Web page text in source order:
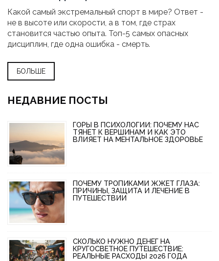
Какой самый экстремальный спорт в мире? Ответ -
не в высоте или скорости, а в том, где страх
становится частью опыта. Топ-5 самых опасных
дисциплин, где одна ошибка - смерть.
БОЛЬШЕ
НЕДАВНИЕ ПОСТЫ
ГОРЫ В ПСИХОЛОГИИ: ПОЧЕМУ НАС
ТЯНЕТ К ВЕРШИНАМ И КАК ЭТО
ВЛИЯЕТ НА МЕНТАЛЬНОЕ ЗДОРОВЬЕ
ПОЧЕМУ ТРОПИКАМИ ЖЖЕТ ГЛАЗА:
ПРИЧИНЫ, ЗАЩИТА И ЛЕЧЕНИЕ В
ПУТЕШЕСТВИИ
СКОЛЬКО НУЖНО ДЕНЕГ НА
КРУГОСВЕТНОЕ ПУТЕШЕСТВИЕ:
РЕАЛЬНЫЕ РАСХОДЫ 2026 ГОДА